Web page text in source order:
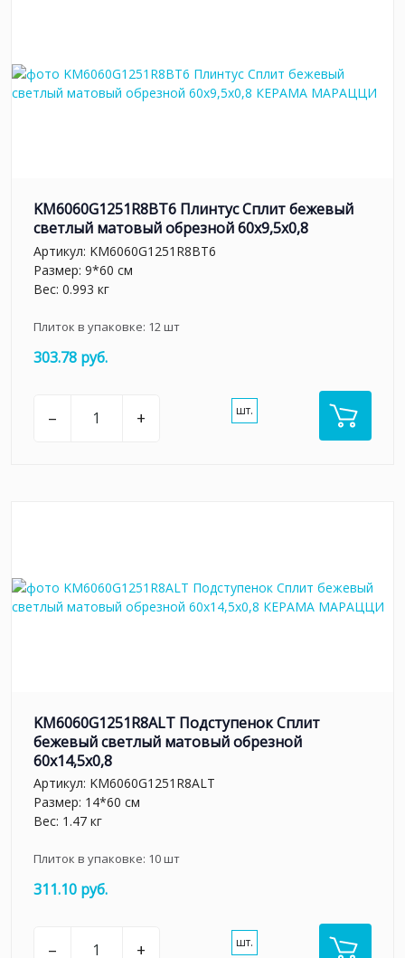
KM6060G1251R8BT6 Плинтус Сплит бежевый
светлый матовый обрезной 60x9,5x0,8
Артикул: KM6060G1251R8BT6
Размер: 9*60 см
Вес: 0.993 кг
Плиток в упаковке: 12шт
303.78 руб.
– + шт.
KM6060G1251R8ALT Подступенок Сплит
бежевый светлый матовый обрезной
60x14,5x0,8
Артикул: KM6060G1251R8ALT
Размер: 14*60 см
Вес: 1.47 кг
Плиток в упаковке: 10шт
311.10 руб.
– + шт.